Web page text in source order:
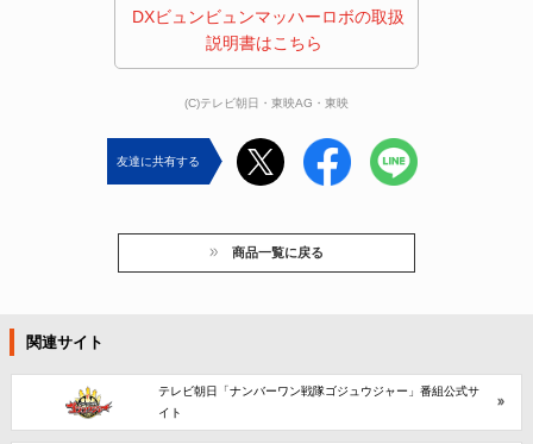
説明書はこちら
(C)テレビ朝日・東映AG・東映
友達に共有する
商品一覧に戻る
関連サイト
テレビ朝日「ナンバーワン戦隊ゴジュウジャー」番組公式サ
イト